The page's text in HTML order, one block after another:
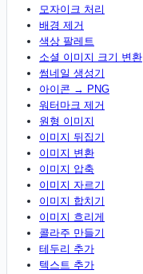
모자이크 처리
배경 제거
색상 팔레트
소셜 이미지 크기 변환
썸네일 생성기
아이콘 → PNG
워터마크 제거
원형 이미지
이미지 뒤집기
이미지 변환
이미지 압축
이미지 자르기
이미지 합치기
이미지 흐리게
콜라주 만들기
테두리 추가
텍스트 추가